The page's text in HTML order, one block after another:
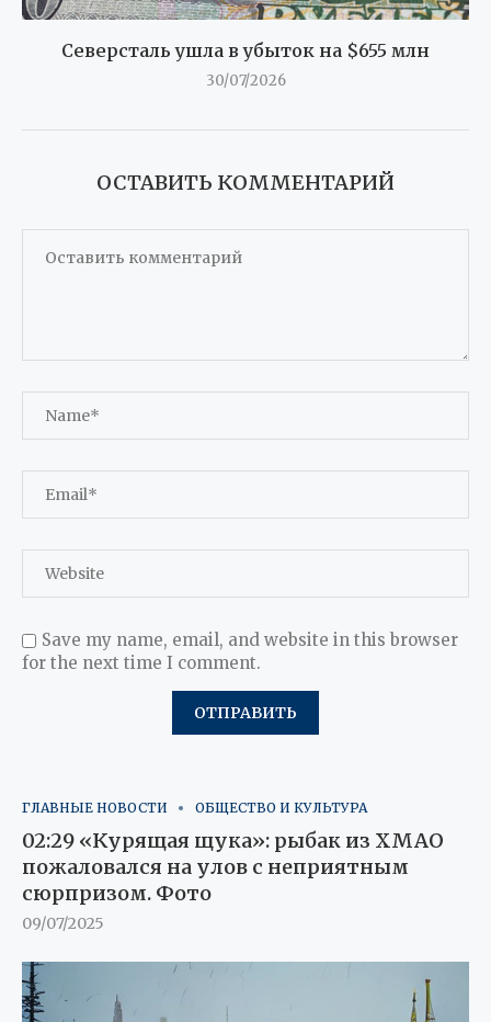
Северсталь ушла в убыток на $655 млн
30/07/2026
ОСТАВИТЬ КОММЕНТАРИЙ
Save my name, email, and website in this browser
for the next time I comment.
ГЛАВНЫЕ НОВОСТИ ОБЩЕСТВО И КУЛЬТУРА
02:29 «Курящая щука»: рыбак из ХМАО
пожаловался на улов с неприятным
сюрпризом. Фото
09/07/2025